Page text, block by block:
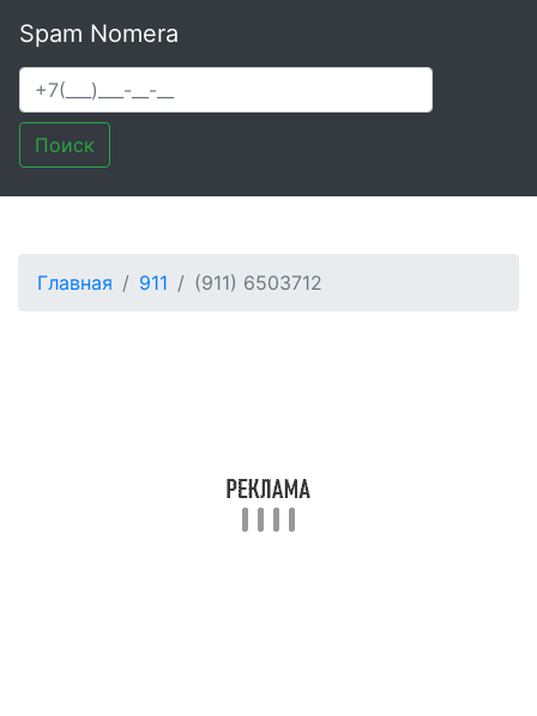
Spam Nomera
Поиск
Главная 911 (911) 6503712